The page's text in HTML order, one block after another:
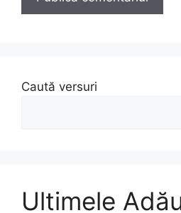
Caută versuri
Ultimele